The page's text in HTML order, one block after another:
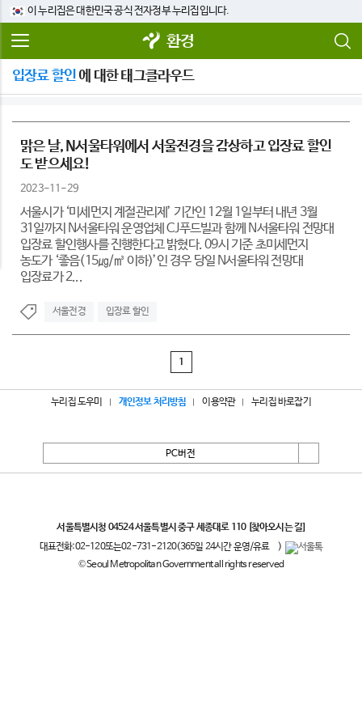
이 누리집은 대한민국 공식 전자정부 누리집입니다.
환경
입장료 할인 에 대한 태그클라우드
맑은 날, N서울타워에서 서울전경을 감상하고 입장료 할인
도 받으세요!
2023-11-29
서울시가 ‘미세먼지 계절관리제’ 기간인 12월 1일부터 내년 3월
31일까지 N서울타워 운영업체 CJ푸드빌과 함께 N서울타워 전망대
입장료 할인행사를 진행한다고 밝혔다. 09시 기준 초미세먼지
농도가 ‘좋음(15㎍/㎥ 이하)’인 경우 당일 N서울타워 전망대
입장료가 2...
서울전경 입장료 할인
1
누리집 도우미 개인정보 처리방침 이용약관 누리집 바로잡기
PC버전
서울특별시청 04524 서울특별시 중구 세종대로 110 [찾아오시는 길]
대표전화:02-120또는02-731-2120(365일 24시간 운영/유료
)
© Seoul Metropolitan Government all rights reserved